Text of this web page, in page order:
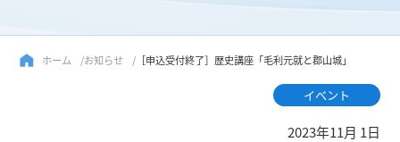
ホーム お知らせ ［申込受付終了］歴史講座「毛利元就と郡山城」
イベント
2023年11月 1日